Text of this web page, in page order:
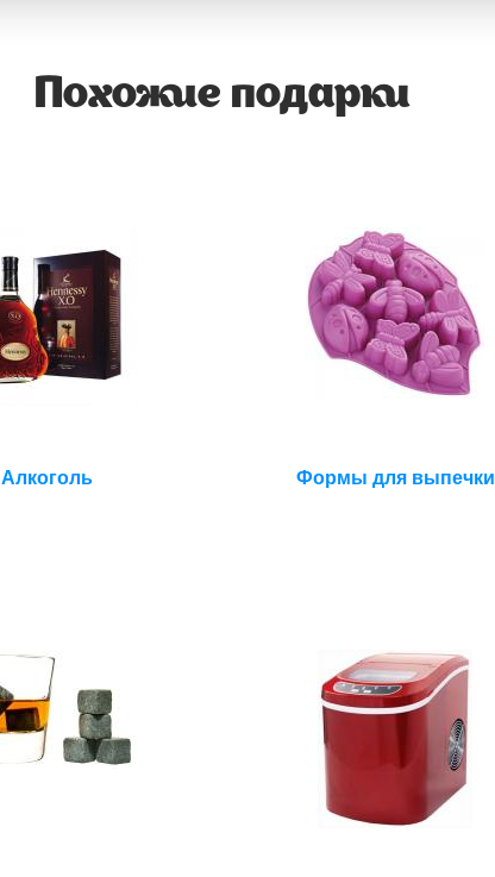
Похожие подарки
Алкоголь Формы для выпечки